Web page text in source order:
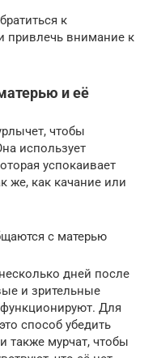
к
привлечь внимание к
и её
чтобы
использует
успокаивает
же, как качание или
с матерью
дней после
и зрительные
Для
способ убедить
также мурчат, чтобы